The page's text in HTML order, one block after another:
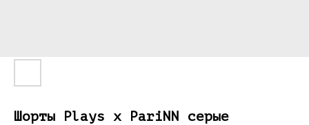
Шорты Plays x PariNN серые